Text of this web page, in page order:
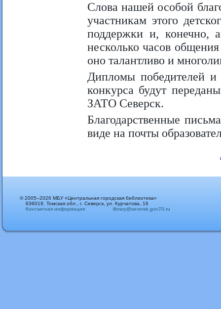
Слова нашей особой
участникам этого
поддержки и, конечно,
несколько часов
оно талантливо и
Дипломы победителей и
конкурса будут
ЗАТО Северск.
Благодарственные
виде на почты
© 2005–2026 МБУ «Центральная городская библиотека»
636019, Томская обл., г. Северск, ул. Курчатова, 16
Контактная информация
library@seversk.gov70.ru